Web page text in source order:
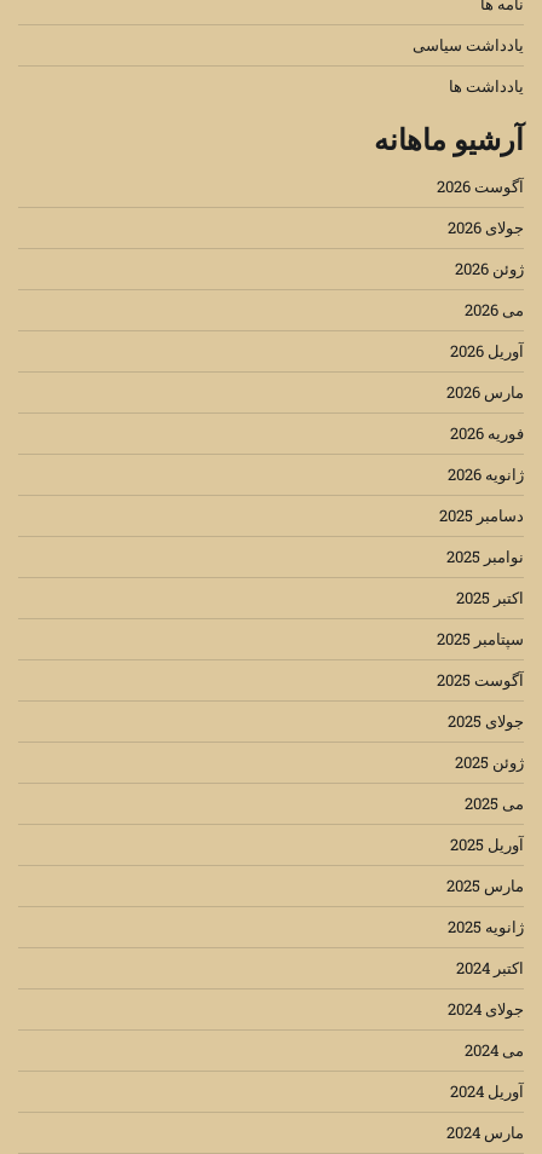
یادداشت سیاسی
یادداشت ها
آرشیو ماهانه
آگوست 2026
جولای 2026
ژوئن 2026
می 2026
آوریل 2026
مارس 2026
فوریه 2026
ژانویه 2026
دسامبر 2025
نوامبر 2025
اکتبر 2025
سپتامبر 2025
آگوست 2025
جولای 2025
ژوئن 2025
می 2025
آوریل 2025
مارس 2025
ژانویه 2025
اکتبر 2024
جولای 2024
می 2024
آوریل 2024
مارس 2024